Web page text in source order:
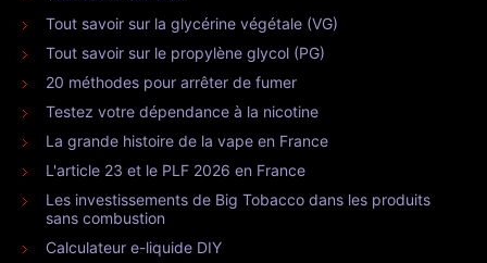
Tout savoir sur la glycérine végétale (VG)
Tout savoir sur le propylène glycol (PG)
20 méthodes pour arrêter de fumer
Testez votre dépendance à la nicotine
La grande histoire de la vape en France
L'article 23 et le PLF 2026 en France
Les investissements de Big Tobacco dans les produits
sans combustion
Calculateur e-liquide DIY